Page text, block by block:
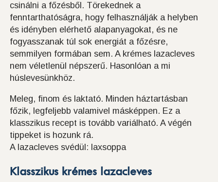
csinálni a főzésből. Törekednek a
fenntarthatóságra, hogy felhasználják a helyben
és idényben elérhető alapanyagokat, és ne
fogyasszanak túl sok energiát a főzésre,
semmilyen formában sem. A krémes lazacleves
nem véletlenül népszerű. Hasonlóan a mi
húslevesünkhöz.
Meleg, finom és laktató. Minden háztartásban
főzik, legfeljebb valamivel másképpen. Ez a
klasszikus recept is tovább variálható. A végén
tippeket is hozunk rá.
A lazacleves svédül: laxsoppa
Klasszikus krémes lazacleves